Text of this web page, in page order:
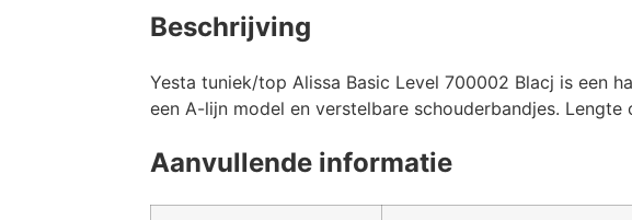
Beschrijving
Yesta tuniek/top Alissa Basic Level 700002 Blacj is een
een A-lijn model en verstelbare schouderbandjes.
Aanvullende informatie